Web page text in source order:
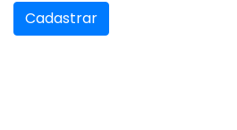
Cadastrar